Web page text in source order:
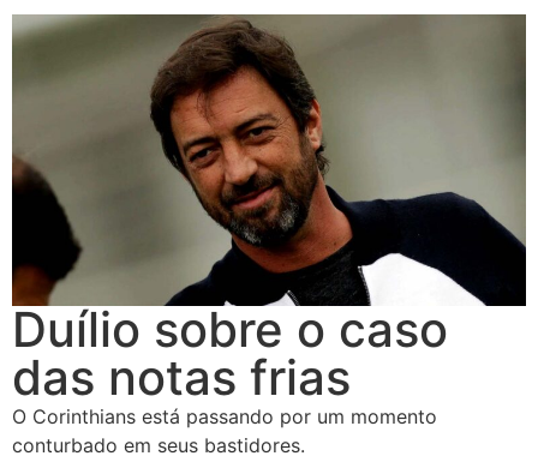
Duílio sobre o caso
das notas frias
O Corinthians está passando por um momento
conturbado em seus bastidores.